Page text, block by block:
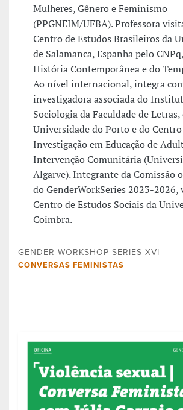
Mulheres, Gênero e Feminismo
(PPGNEIM/UFBA). Professora
Centro de Estudos Brasileiros da
de Salamanca, Espanha pelo
História Contemporânea e do
Ao nível internacional, integra
investigadora associada do
Sociologia da Faculdade de Letras,
Universidade do Porto e do
Investigação em Educação de
Intervenção Comunitária
Algarve). Integrante da Comissão
do GenderWorkSeries 2023-2026,
Centro de Estudos Sociais da
Coimbra.
GENDER WORKSHOP SERIES XVI
CONVERSAS FEMINISTAS